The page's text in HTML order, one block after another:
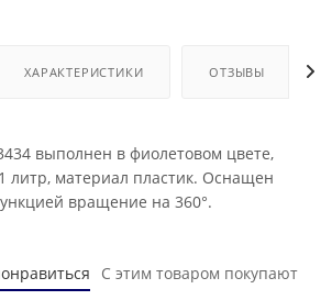
ХАРАКТЕРИСТИКИ ОТЗЫВЫ
выполнен в фиолетовом цвете,
литр, материал пластик. Оснащен
вращение на 360°.
С этим товаром покупают